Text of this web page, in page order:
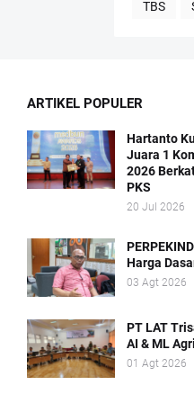
TBS
ARTIKEL POPULER
Hartanto
Juara 1
2026
PKS
20 Jul 2026
Harga
03 Agt 2026
PT LAT
AI & ML
01 Agt 2026